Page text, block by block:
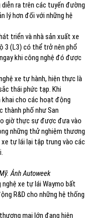
ra trên các tuyến đường
lý hơn đối với những hệ
triển và nhà sản xuất xe
3 (L3) có thể trở nên phổ
khi công nghệ đó được
xe tự hành, hiện thực là
thái phức tạp. Khi
cho các hoạt động
thành phố như San
giờ thực sự được đưa vào
những thử nghiệm thương
tự lái lại tập trung vào các
Ảnh Autoweek
xe tự lái Waymo bất
R&D cho những hệ thống
mại lớn đang hiện